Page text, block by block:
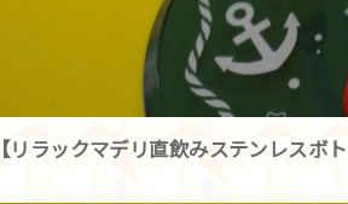
【リラックマデリ直飲みステンレスボ